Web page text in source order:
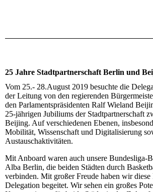
25 Jahre Stadtpartnerschaft Berlin und
Vom 25.- 28.August 2019 besuchte die
der Leitung von den regierenden
den Parlamentspräsidenten Ralf Wieland
25-jährigen Jubiliums der Stadtpartnerschaft
Beijing. Auf verschiedenen Ebenen,
Mobilität, Wissenschaft und Digitalisierung
Austauschaktivitäten.
Mit Anboard waren auch unsere Bundesliga-
Alba Berlin, die beiden Städten durch
verbinden. Mit großer Freude haben wir diese
Delegation begeitet. Wir sehen ein großes